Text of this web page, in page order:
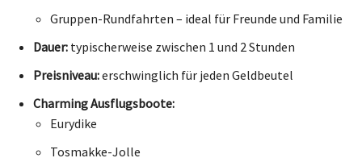
Gruppen-Rundfahrten – ideal für Freunde und Familie
Dauer: typischerweise zwischen 1 und 2 Stunden
Preisniveau:erschwinglich für jeden Geldbeutel
Charming Ausflugsboote:
Eurydike
Tosmakke-Jolle